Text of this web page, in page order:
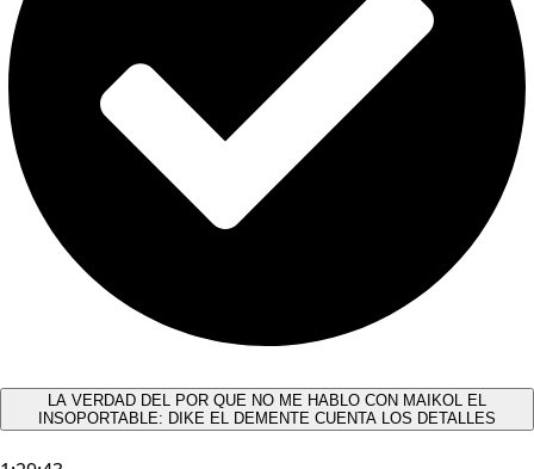
LA VERDAD DEL POR QUE NO ME HABLO CON MAIKOL EL
INSOPORTABLE: DIKE EL DEMENTE CUENTA LOS DETALLES